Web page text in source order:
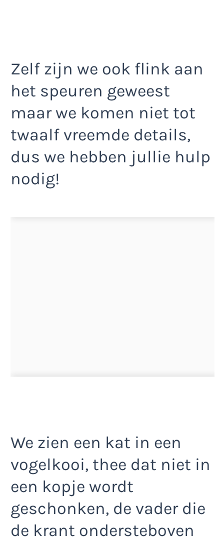
Zelf zijn we ook flink aan
het speuren geweest
maar we komen niet tot
twaalf vreemde details,
dus we hebben jullie hulp
nodig!
We zien een kat in een
vogelkooi, thee dat niet in
een kopje wordt
geschonken, de vader die
de krant ondersteboven